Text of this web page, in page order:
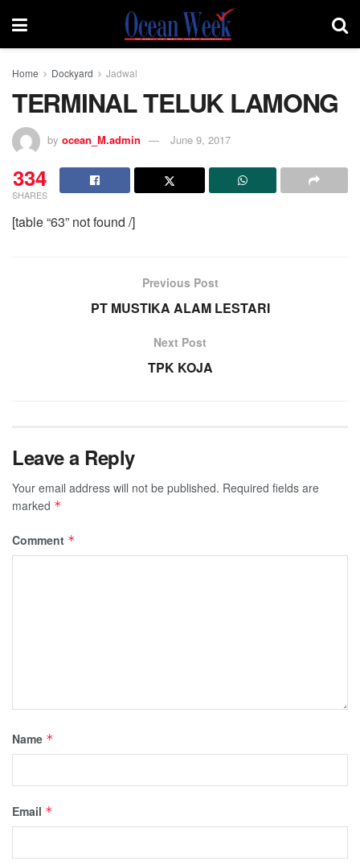
Home Dockyard Jadwal
TERMINAL TELUK LAMONG
by ocean_M.admin June 9, 2017
334
SHARES
[table “63” not found /]
Previous Post
PT MUSTIKA ALAM LESTARI
Next Post
TPK KOJA
Leave a Reply
Your email address will not be published. Required fields are
marked *
Comment *
Name *
Email *